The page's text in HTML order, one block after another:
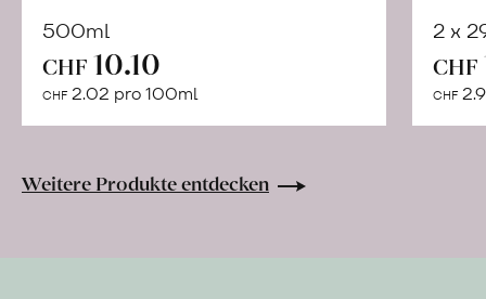
500ml
CHF 10.10
CHF 2.02 pro 100ml
Warenkorb
2 x
CHF
CHF
Weitere Produkte entdecken